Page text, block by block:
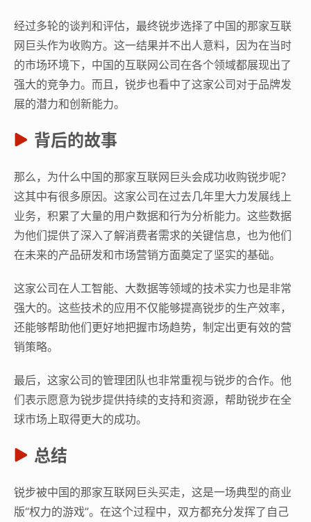
经过多轮的谈判和评估，最终锐步选择了中国的那家互联
网巨头作为收购方。这一结果并不出人意料，因为在当时
的市场环境下，中国的互联网公司在各个领域都展现出了
强大的竞争力。而且，锐步也看中了这家公司对于品牌发
展的潜力和创新能力。
背后的故事
那么，为什么中国的那家互联网巨头会成功收购锐步呢？
这其中有很多原因。这家公司在过去几年里大力发展线上
业务，积累了大量的用户数据和行为分析能力。这些数据
为他们提供了深入了解消费者需求的关键信息，也为他们
在未来的产品研发和市场营销方面奠定了坚实的基础。
这家公司在人工智能、大数据等领域的技术实力也是非常
强大的。这些技术的应用不仅能够提高锐步的生产效率，
还能够帮助他们更好地把握市场趋势，制定出更有效的营
销策略。
最后，这家公司的管理团队也非常重视与锐步的合作。他
们表示愿意为锐步提供持续的支持和资源，帮助锐步在全
球市场上取得更大的成功。
总结
锐步被中国的那家互联网巨头买走，这是一场典型的商业
版“权力的游戏”。在这个过程中，双方都充分发挥了自己